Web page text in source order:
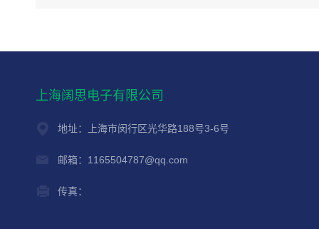
上海阔思电子有限公司
地址：上海市闵行区光华路188号3-6号
邮箱：1165504787@qq.com
传真：